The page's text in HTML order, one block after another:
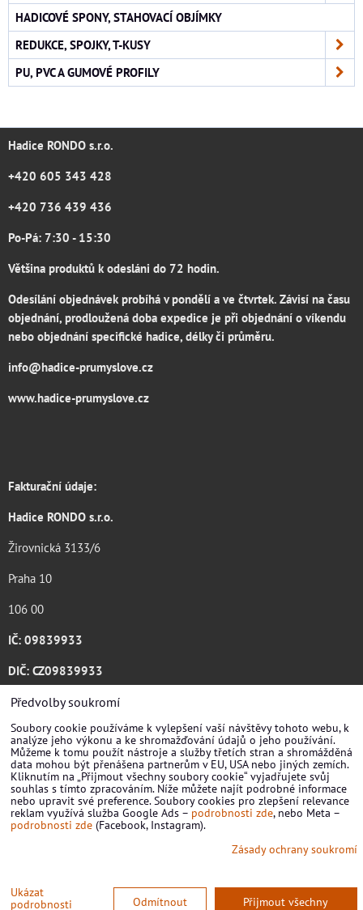
HADICOVÉ SPONY, STAHOVACÍ OBJÍMKY
REDUKCE, SPOJKY, T-KUSY
PU, PVC A GUMOVÉ PROFILY
Hadice RONDO s.r.o.
+420 605 343 428
+420 736 439 436
Po-Pá: 7:30 - 15:30
Většina produktů k odesláni do 72 hodin.
Odesílání objednávek probíhá v pondělí a ve čtvrtek. Závisí na času
objednání, prodloužená doba expedice je při objednání o víkendu
nebo objednání specifické hadice, délky či průměru.
info@hadice-prumyslove.cz
www.hadice-prumyslove.cz
Fakturační údaje:
Hadice RONDO s.r.o.
Žirovnická 3133/6
Praha 10
106 00
IČ: 09839933
DIČ: CZ09839933
Katalog ke stažení .pdf
Předvolby soukromí Zásady ochrany soukromí
Předvolby soukromí
Soubory cookie používáme k vylepšení vaší návštěvy tohoto webu, k
analýze jeho výkonu a ke shromažďování údajů o jeho používání.
Můžeme k tomu použít nástroje a služby třetích stran a shromážděná
data mohou být přenášena partnerům v EU, USA nebo jiných zemích.
Kliknutím na „Přijmout všechny soubory cookie“ vyjadřujete svůj
souhlas s tímto zpracováním. Níže můžete najít podrobné informace
nebo upravit své preference. Soubory cookies pro zlepšení relevance
reklam využívá služba Google Ads –podrobnosti zde, nebo Meta –
podrobnosti zde (Facebook, Instagram).
Zásady ochrany soukromí
Ukázat
podrobnosti
Přijmout všechny
Odmítnout